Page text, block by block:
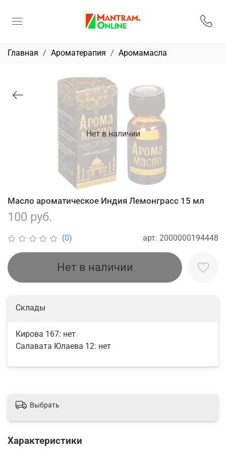
Главная Ароматерапия Аромамасла
Нет в наличии
(0) арт. 2000000194448
Масло ароматическое Индия Лемонграсс 15 мл
100 руб.
Нет в наличии
Склады
Кирова 167: нет
Салавата Юлаева 12: нет
Выбрать
Характеристики